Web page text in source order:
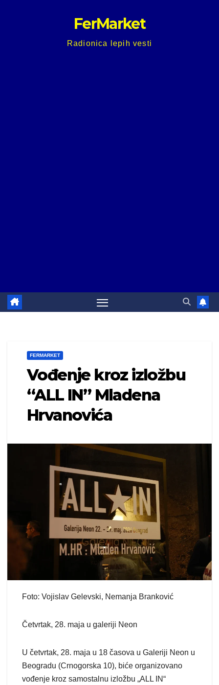
FerMarket
Radionica lepih vesti
FERMARKET
Vođenje kroz izložbu
“ALL IN” Mladena
Hrvanovića
Foto: Vojislav Gelevski, Nemanja Branković
Četvrtak, 28. maja u galeriji Neon
U četvrtak, 28. maja u 18 časova u Galeriji Neon u
Beogradu (Crnogorska 10), biće organizovano
vođenje kroz samostalnu izložbu „ALL IN“